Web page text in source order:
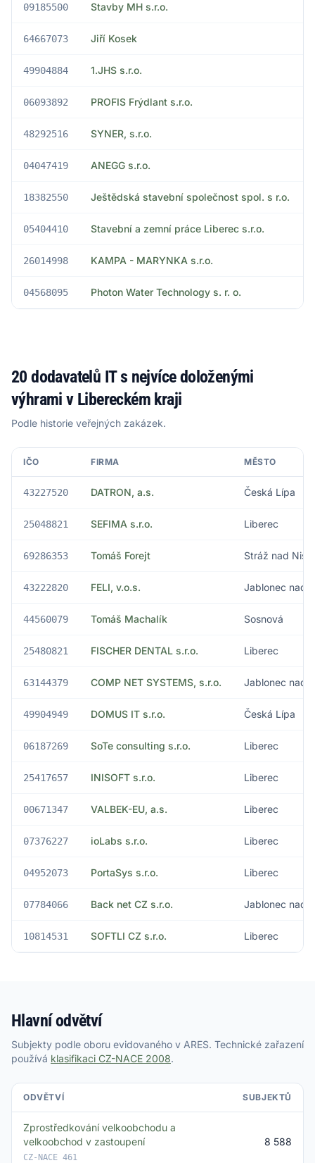
09185500 Stavby MH s.r.o.
64667073 Jiří Kosek
49904884 1.JHS s.r.o.
06093892 PROFIS Frýdlant s.r.o.
48292516 SYNER, s.r.o.
04047419 ANEGG s.r.o.
18382550 Ještědská stavební společnost spol. s r.o.
05404410 Stavební a zemní práce Liberec s.r.o.
26014998 KAMPA - MARYNKA s.r.o.
04568095 Photon Water Technology s. r. o.
20 dodavatelů IT s nejvíce doloženými
výhrami v Libereckém kraji
Podle historie veřejných zakázek.
IČO FIRMA MĚSTO
43227520 DATRON, a.s. Česká Lípa
25048821 SEFIMA s.r.o. Liberec
69286353 Tomáš Forejt Stráž nad
43222820 FELI, v.o.s. Jablonec nad
44560079 Tomáš Machalík Sosnová
25480821 FISCHER DENTAL s.r.o. Liberec
63144379 COMP NET SYSTEMS, s.r.o. Jablonec nad
49904949 DOMUS IT s.r.o. Česká Lípa
06187269 SoTe consulting s.r.o. Liberec
25417657 INISOFT s.r.o. Liberec
00671347 VALBEK-EU, a.s. Liberec
07376227 ioLabs s.r.o. Liberec
04952073 PortaSys s.r.o. Liberec
07784066 Back net CZ s.r.o. Jablonec nad
10814531 SOFTLI CZ s.r.o. Liberec
Hlavní odvětví
Subjekty podle oboru evidovaného v ARES. Technické zařazení
používá klasifikaci CZ-NACE 2008.
ODVĚTVÍ SUBJEKTŮ
Zprostředkování velkoobchodu a
velkoobchod v zastoupení
CZ-NACE 461
8 588